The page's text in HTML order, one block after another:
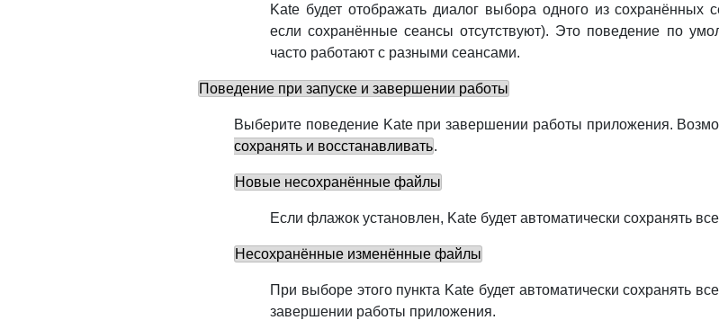
Kate будет отображать диалог выбора одного из сохранённых
если сохранённые сеансы отсутствуют). Это поведение по
часто работают с разными сеансами.
Поведение при запуске и завершении работы
Выберите поведение Kateпри завершении работы приложения.
сохранять и восстанавливать.
Новые несохранённые файлы
Если флажок установлен, Kate будет автоматически сохранять
Несохранённые изменённые файлы
При выборе этого пункта Kate будет автоматически сохранять
завершении работы приложения.